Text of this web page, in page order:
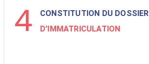
4
CONSTITUTION DU DOSSIER
D’IMMATRICULATION